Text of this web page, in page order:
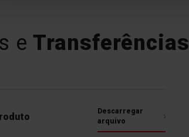
e Transferências
Descarregar
arquivo